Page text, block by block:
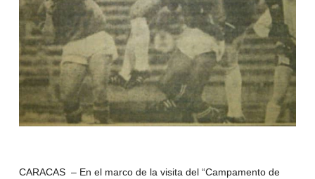
CARACAS – En el marco de la visita del “Campamento de